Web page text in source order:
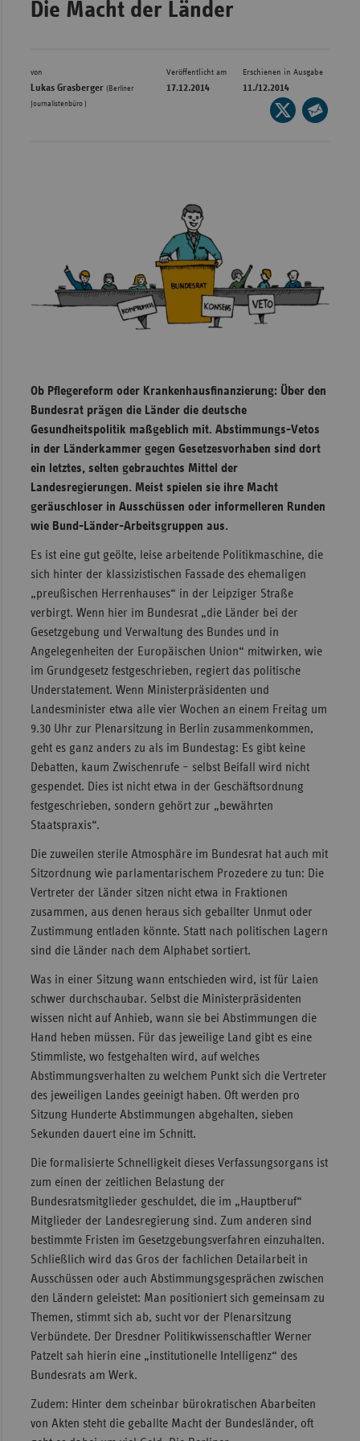
Die Macht der Länder
von
Lukas Grasberger (Berliner
Journalistenbüro )
Veröffentlicht am
17.12.2014
Erschienen in Ausgabe
11./12.2014
Seite
auf
Ob Pflegereform oder Krankenhausfinanzierung: Über den
Bundesrat prägen die Länder die deutsche
Gesundheitspolitik maßgeblich mit. Abstimmungs-Vetos
in der Länderkammer gegen Gesetzesvorhaben sind dort
ein letztes, selten gebrauchtes Mittel der
Landesregierungen. Meist spielen sie ihre Macht
geräuschloser in Ausschüssen oder informelleren Runden
wie Bund-Länder-Arbeitsgruppen aus.
Es ist eine gut geölte, leise arbeitende Politikmaschine, die
sich hinter der klassizistischen Fassade des ehemaligen
„preußischen Herrenhauses“ in der Leipziger Straße
verbirgt. Wenn hier im Bundesrat „die Länder bei der
Gesetzgebung und Verwaltung des Bundes und in
Angelegenheiten der Europäischen Union“ mitwirken, wie
im Grundgesetz festgeschrieben, regiert das politische
Understatement. Wenn Ministerpräsidenten und
Landesminister etwa alle vier Wochen an einem Freitag um
9.30 Uhr zur Plenarsitzung in Berlin zusammenkommen,
geht es ganz anders zu als im Bundestag: Es gibt keine
Debatten, kaum Zwischenrufe – selbst Beifall wird nicht
gespendet. Dies ist nicht etwa in der Geschäftsordnung
festgeschrieben, sondern gehört zur „bewährten
Staatspraxis“.
Die zuweilen sterile Atmosphäre im Bundesrat hat auch mit
Sitzordnung wie parlamentarischem Prozedere zu tun: Die
Vertreter der Länder sitzen nicht etwa in Fraktionen
zusammen, aus denen heraus sich geballter Unmut oder
Zustimmung entladen könnte. Statt nach politischen Lagern
sind die Länder nach dem Alphabet sortiert.
Was in einer Sitzung wann entschieden wird, ist für Laien
schwer durchschaubar. Selbst die Ministerpräsidenten
wissen nicht auf Anhieb, wann sie bei Abstimmungen die
Hand heben müssen. Für das jeweilige Land gibt es eine
Stimmliste, wo festgehalten wird, auf welches
Abstimmungsverhalten zu welchem Punkt sich die Vertreter
des jeweiligen Landes geeinigt haben. Oft werden pro
Sitzung Hunderte Abstimmungen abgehalten, sieben
Sekunden dauert eine im Schnitt.
Die formalisierte Schnelligkeit dieses Verfassungsorgans ist
zum einen der zeitlichen Belastung der
Bundesratsmitglieder geschuldet, die im „Hauptberuf“
Mitglieder der Landesregierung sind. Zum anderen sind
bestimmte Fristen im Gesetzgebungsverfahren einzuhalten.
Schließlich wird das Gros der fachlichen Detailarbeit in
Ausschüssen oder auch Abstimmungsgesprächen zwischen
den Ländern geleistet: Man positioniert sich gemeinsam zu
Themen, stimmt sich ab, sucht vor der Plenarsitzung
Verbündete. Der Dresdner Politikwissenschaftler Werner
Patzelt sah hierin eine „institutionelle Intelligenz“ des
Bundesrats am Werk.
Zudem: Hinter dem scheinbar bürokratischen Abarbeiten
von Akten steht die geballte Macht der Bundesländer, oft